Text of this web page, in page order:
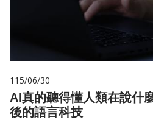
115/06/30
AI真的聽得懂人類在說什
後的語言科技